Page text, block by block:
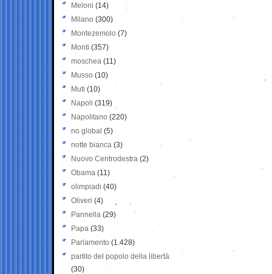
Meloni (14)
Milano (300)
Montezemolo (7)
Monti (357)
moschea (11)
Musso (10)
Muti (10)
Napoli (319)
Napolitano (220)
no global (5)
notte bianca (3)
Nuovo Centrodestra (2)
Obama (11)
olimpiadi (40)
Oliveri (4)
Pannella (29)
Papa (33)
Parlamento (1.428)
partito del popolo della libertà
(30)